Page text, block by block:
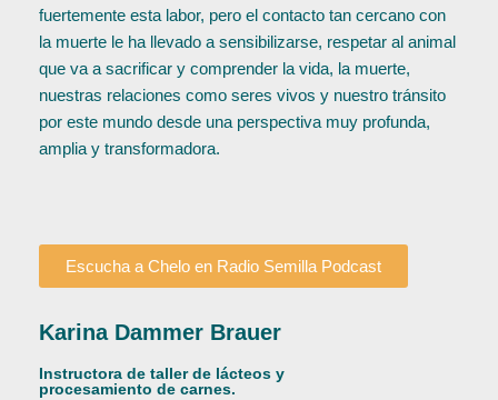
fuertemente esta labor, pero el contacto tan cercano con
la muerte le ha llevado a sensibilizarse, respetar al animal
que va a sacrificar y comprender la vida, la muerte,
nuestras relaciones como seres vivos y nuestro tránsito
por este mundo desde una perspectiva muy profunda,
amplia y transformadora.
Escucha a Chelo en Radio Semilla Podcast
Karina Dammer Brauer
Instructora de taller de lácteos y
procesamiento de carnes.